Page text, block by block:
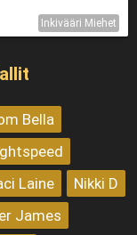
Inkivääri Miehet
Bella
Laine
Nikki D
James